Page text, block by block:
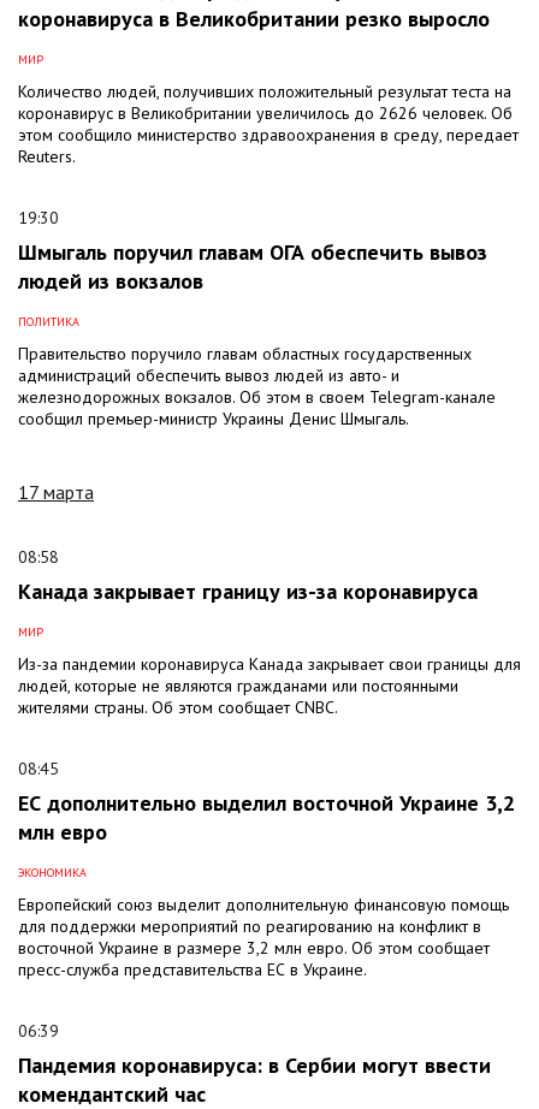
коронавируса в Великобритании резко выросло
МИР
Количество людей, получивших положительный результат теста на
коронавирус в Великобритании увеличилось до 2626 человек. Об
этом сообщило министерство здравоохранения в среду, передает
Reuters.
19:30
Шмыгаль поручил главам ОГА обеспечить вывоз
людей из вокзалов
ПОЛИТИКА
Правительство поручило главам областных государственных
администраций обеспечить вывоз людей из авто- и
железнодорожных вокзалов. Об этом в своем Telegram-канале
сообщил премьер-министр Украины Денис Шмыгаль.
17 марта
08:58
Канада закрывает границу из-за коронавируса
МИР
Из-за пандемии коронавируса Канада закрывает свои границы для
людей, которые не являются гражданами или постоянными
жителями страны. Об этом сообщает CNBC.
08:45
ЕС дополнительно выделил восточной Украине 3,2
млн евро
ЭКОНОМИКА
Европейский союз выделит дополнительную финансовую помощь
для поддержки мероприятий по реагированию на конфликт в
восточной Украине в размере 3,2 млн евро. Об этом сообщает
пресс-служба представительства ЕС в Украине.
06:39
Пандемия коронавируса: в Сербии могут ввести
комендантский час